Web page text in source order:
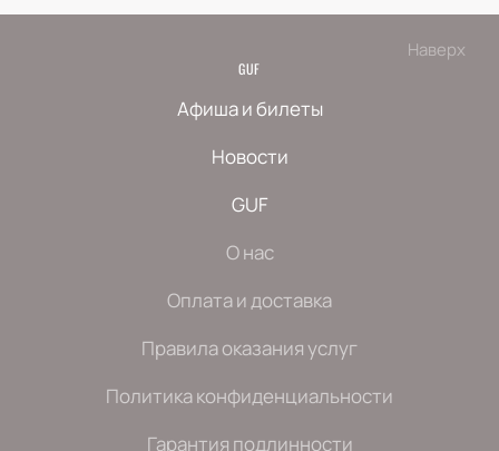
Наверх
GUF
Афиша и билеты
Новости
GUF
О нас
Оплата и доставка
Правила оказания услуг
Политика конфиденциальности
Гарантия подлинности